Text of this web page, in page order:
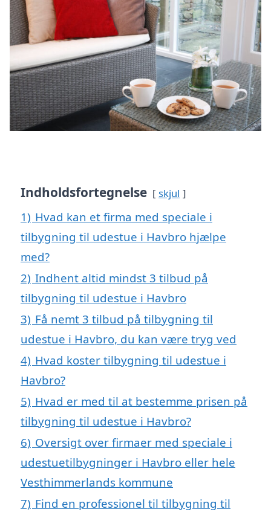
Indholdsfortegnelse skjul
1) Hvad kan et firma med speciale i
tilbygning til udestue i Havbro hjælpe
med?
2) Indhent altid mindst 3 tilbud på
tilbygning til udestue i Havbro
3) Få nemt 3 tilbud på tilbygning til
udestue i Havbro, du kan være tryg ved
4) Hvad koster tilbygning til udestue i
Havbro?
5) Hvad er med til at bestemme prisen på
tilbygning til udestue i Havbro?
6) Oversigt over firmaer med speciale i
udestuetilbygninger i Havbro eller hele
Vesthimmerlands kommune
7) Find en professionel til tilbygning til